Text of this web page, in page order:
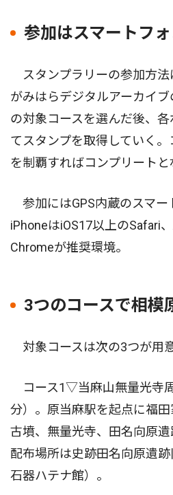
参加はスマートフ
スタンプラリーの参加方法
がみはらデジタルアーカイブ
の対象コースを選んだ後、
てスタンプを取得していく
を制覇すればコンプリートと
参加にはGPS内蔵のスマー
iPhoneはiOS17以上のSafari
Chromeが推奨環境。
3つのコースで相模
対象コースは次の3つが用
コース1▽当麻山無量光寺
分）。原当麻駅を起点に福
古墳、無量光寺、田名向原
配布場所は史跡田名向原遺
石器ハテナ館）。